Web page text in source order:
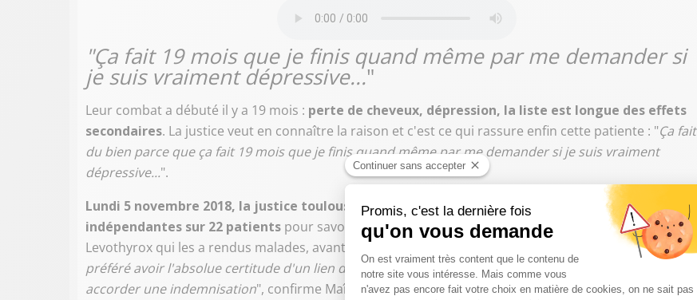
"Ça fait 19 mois que je finis quand même par me demander si
je suis vraiment dépressive..."
Leur combat a débuté il y a 19 mois : perte de cheveux, dépression, la liste est longue des effets
secondaires. La justice veut en connaître la raison et c'est ce qui rassure enfin cette patiente : "Ça fait
du bien parce que ça fait 19 mois que je finis quand même par me demander si je suis vraiment
dépressive...".
Lundi 5 novembre 2018, la justice toulousaine a ordonné des expertises médicales
indépendantes sur 22 patients pour savoir si, oui ou non, c'est bien la composition du nouveau
Levothyrox qui les a rendus malades, avant de verser d'éventuelles indemnisation. "
Les juges ont
préféré avoir l'absolue certitude d'un lien direct entre le médicament et les souffrances, avant de nous
accorder une indemnisation", confirme Maître Lévy, avocat des plaignants, au micro de Christine